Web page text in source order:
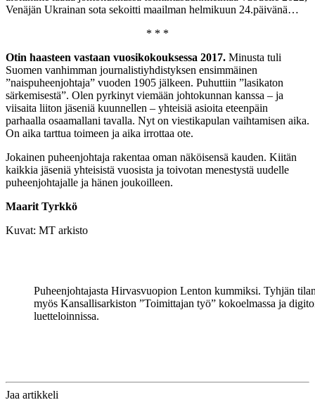
Venäjän Ukrainan sota sekoitti maailman helmikuun 24.päivänä…
* * *
Otin haasteen vastaan vuosikokouksessa 2017. Minusta tuli
Suomen vanhimman journalistiyhdistyksen ensimmäinen
”naispuheenjohtaja” vuoden 1905 jälkeen. Puhuttiin ”lasikaton
särkemisestä”. Olen pyrkinyt viemään johtokunnan kanssa – ja
viisaita liiton jäseniä kuunnellen – yhteisiä asioita eteenpäin
parhaalla osaamallani tavalla. Nyt on viestikapulan vaihtamisen aika.
On aika tarttua toimeen ja aika irrottaa ote.
Jokainen puheenjohtaja rakentaa oman näköisensä kauden. Kiitän
kaikkia jäseniä yhteisistä vuosista ja toivotan menestystä uudelle
puheenjohtajalle ja hänen joukoilleen.
Maarit Tyrkkö
Kuvat: MT arkisto
Puheenjohtajasta Hirvasvuopion Lenton kummiksi. Tyhjän
myös Kansallisarkiston ”Toimittajan työ” kokoelmassa ja
luetteloinnissa.
Jaa artikkeli